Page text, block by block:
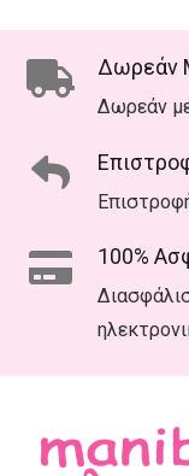
Δωρεάν
Δωρεάν
100%